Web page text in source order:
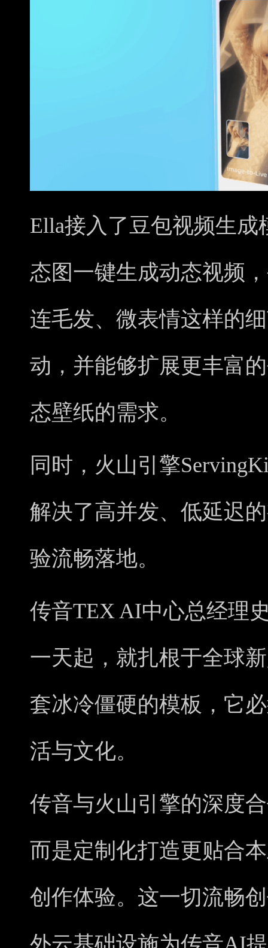
Ella接入了豆包视频生成
态图一键生成动态视频
连毛发、微表情这样的
动，并能够扩展更丰富
态壁纸的需求。
同时，火山引擎
解决了高并发、低延迟
验流畅落地。
传音TEX AI中心总经理
一天起，就扎根于全球
套冰冷僵硬的模板，它
活与文化。
传音与火山引擎的深度
而是定制化打造更贴合
创作体验。这一切流畅